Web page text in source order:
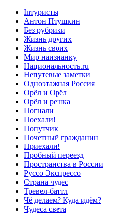
Inтуристы
Антон Птушкин
Без рубрики
Жизнь других
Жизнь своих
Мир наизнанку
Национальность.ru
Непутевые заметки
Одноэтажная Россия
Орёл и Орёл
Орёл и решка
Погнали
Поехали!
Попутчик
Почетный гражданин
Приехали!
Пробный переезд
Пространства в России
Руссо Экспрессо
Страна чудес
Тревел-баттл
Чё делаем? Куда идём?
Чудеса света